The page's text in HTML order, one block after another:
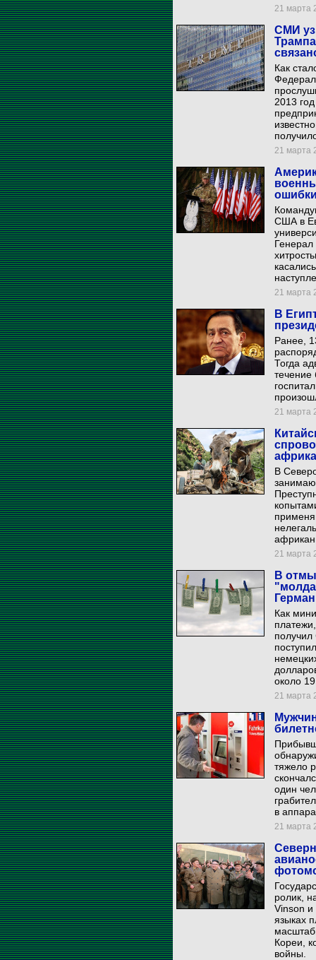
21 марта
СМИ
Как
2013
21 марта
США в
21 марта
В
Ранее,
Тогда
течение
21 марта
В
21 марта
В
Как
получил
около
21 марта
тяжело
один
в
21 марта
ролик,
Vinson
языках
Кореи,
войны.